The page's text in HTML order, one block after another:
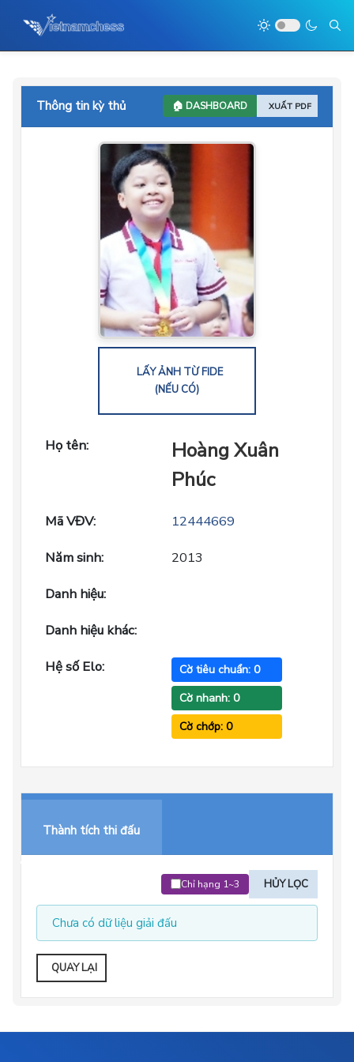
Thông tin kỳ thủ 🏠 DASHBOARD XUẤT PDF
LẤY ẢNH TỪ FIDE
(NẾU CÓ)
Họ tên:
Hoàng Xuân
Phúc
Mã VĐV:
12444669
Năm sinh:
2013
Danh hiệu:
Danh hiệu khác:
Hệ số Elo:
Cờ tiêu chuẩn: 0
Cờ nhanh: 0
Cờ chớp: 0
Thành tích thi đấu
Chỉ hạng 1~3 HỦY LỌC
Chưa có dữ liệu giải đấu
QUAY LẠI